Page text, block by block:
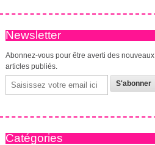
Newsletter
Abonnez-vous pour être averti des nouveaux
articles publiés.
Email
Catégories